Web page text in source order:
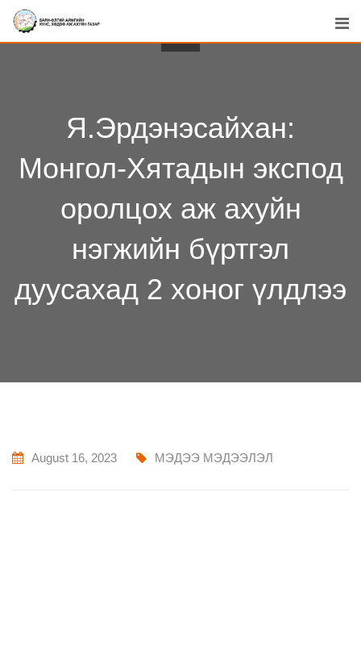
Skip
Я.Эрдэнэсайхан:
Монгол-Хятадын экспод
оролцох аж ахуйн
нэгжийн бүртгэл
дуусахад 2 хоног үлдлээ
August 16, 2023 МЭДЭЭ МЭДЭЭЛЭЛ